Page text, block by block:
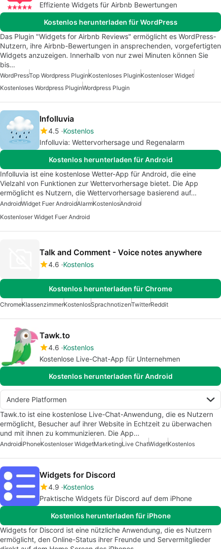
Effiziente Widgets für Airbnb Bewertungen
Kostenlos herunterladen für WordPress
Das Plugin "Widgets for Airbnb Reviews" ermöglicht es WordPress-
Nutzern, ihre Airbnb-Bewertungen in ansprechenden, vorgefertigten
Widgets anzuzeigen. Innerhalb von nur zwei Minuten können Sie
bis…
WordPressTop Wordpress PluginKostenloses PluginKostenloser Widget
Kostenloses Wordpress PluginWordpress Plugin
Infolluvia
4.5 Kostenlos
Infolluvia: Wettervorhersage und Regenalarm
Kostenlos herunterladen für Android
Infolluvia ist eine kostenlose Wetter-App für Android, die eine
Vielzahl von Funktionen zur Wettervorhersage bietet. Die App
ermöglicht es Nutzern, die Wettervorhersage basierend auf…
AndroidWidget Fuer AndroidAlarmKostenlosAndroid
Kostenloser Widget Fuer Android
Talk and Comment - Voice notes anywhere
4.6 Kostenlos
Kostenlos herunterladen für Chrome
ChromeKlassenzimmerKostenlosSprachnotizenTwitterReddit
Tawk.to
4.6 Kostenlos
Kostenlose Live-Chat-App für Unternehmen
Kostenlos herunterladen für Android
Andere Platformen
Tawk.to ist eine kostenlose Live-Chat-Anwendung, die es Nutzern
ermöglicht, Besucher auf ihrer Website in Echtzeit zu überwachen
und mit ihnen zu kommunizieren. Die App…
AndroidiPhoneKostenloser WidgetMarketingLive ChatWidgetKostenlos
Widgets for Discord
4.9 Kostenlos
Praktische Widgets für Discord auf dem iPhone
Kostenlos herunterladen für iPhone
Widgets for Discord ist eine nützliche Anwendung, die es Nutzern
ermöglicht, den Online-Status ihrer Freunde und Servermitglieder